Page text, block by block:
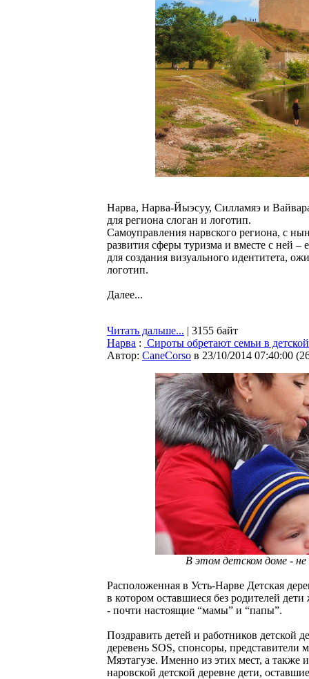
Нарва, Нарва-Йыэсуу, Силламяэ и
для региона слоган и логотип.
Самоуправления нарвского региона, с
развития сферы туризма и вместе с ней
для создания визуального идентитета,
логотип.
Далее...
Читать дальше... | 3155 байт
Нарва : Сироты обретают семьи в
Автор: CaneCorso в 23/10/2014 07:40:00 (
В этом детском доме -
Расположенная в Усть-Нарве Детская
в котором оставшиеся без родителей
- почти настоящие “мамы” и “папы”.
Поздравить детей и работников детской
деревень SOS, спонсоры,
Мяэтагузе. Именно из этих мест, а также
наровской детской деревне дети,